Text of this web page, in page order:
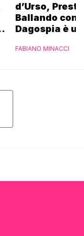
d’Urso,
Ballando con
Dagospia è
FABIANO MINACCI